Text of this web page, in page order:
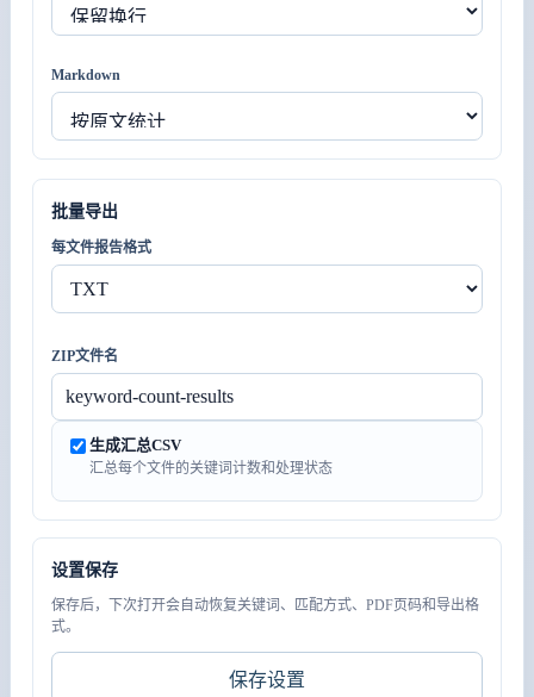
Markdown
批量导出
每文件报告格式
ZIP文件名
生成汇总CSV
汇总每个文件的关键词计数和处理状态
设置保存
保存后，下次打开会自动恢复关键词、匹配方式、PDF页码和导出格
式。
保存设置